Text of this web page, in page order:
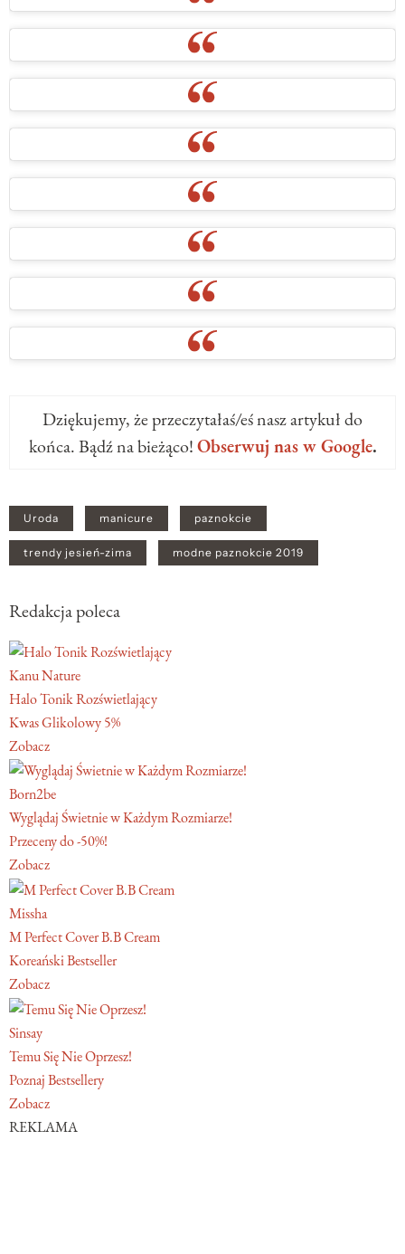
Dziękujemy, że przeczytałaś/eś nasz artykuł do
końca. Bądź na bieżąco!Obserwuj nas w Google.
Uroda manicure paznokcie
trendy jesień-zima modne paznokcie 2019
Redakcja poleca
Kanu Nature
Halo Tonik Rozświetlający
Kwas Glikolowy 5%
Zobacz
Born2be
Wyglądaj Świetnie w Każdym Rozmiarze!
Przeceny do -50%!
Zobacz
Missha
M Perfect Cover B.B Cream
Koreański Bestseller
Zobacz
Sinsay
Temu Się Nie Oprzesz!
Poznaj Bestsellery
Zobacz
REKLAMA